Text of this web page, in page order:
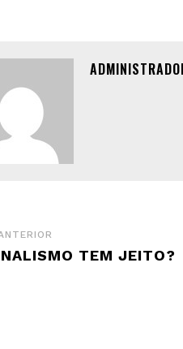
TEM JEITO?